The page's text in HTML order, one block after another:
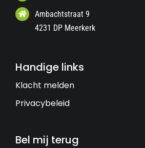
Ambachtstraat 9
4231 DP Meerkerk
Handige links
Klacht melden
Privacybeleid
Bel mij terug